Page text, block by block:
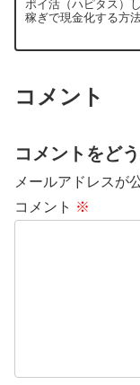
ポイ活（ハピタス）
稼ぎで現金化する方
コメント
コメントをど
メールアドレスが
コメント ※